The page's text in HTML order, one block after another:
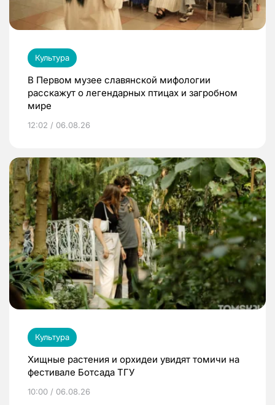
Культура
В Первом музее славянской мифологии
расскажут о легендарных птицах и загробном
мире
12:02 / 06.08.26
Культура
Хищные растения и орхидеи увидят томичи на
фестивале Ботсада ТГУ
10:00 / 06.08.26